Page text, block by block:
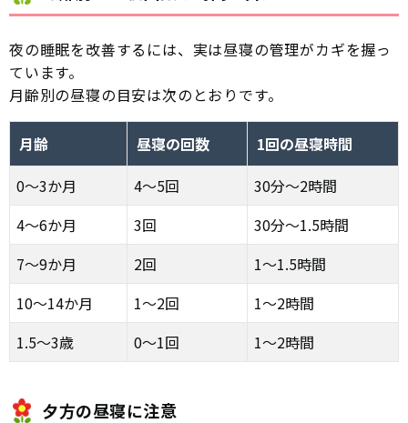
夜の睡眠を改善するには、実は昼寝の管理がカギを握っ
ています。
月齢別の昼寝の目安は次のとおりです。
月齢 昼寝の回数
1回の昼寝時間
0〜3か月
4〜5回
30分〜2時間
4〜6か月
3回
30分〜1.5時間
7〜9か月
2回
1〜1.5時間
10〜14か月
1〜2回
1〜2時間
1.5〜3歳
0〜1回 1〜2時間
夕方の昼寝に注意